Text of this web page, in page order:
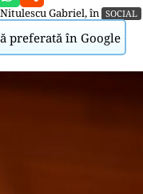
Nitulescu Gabriel, în SOCIAL
preferată în Google